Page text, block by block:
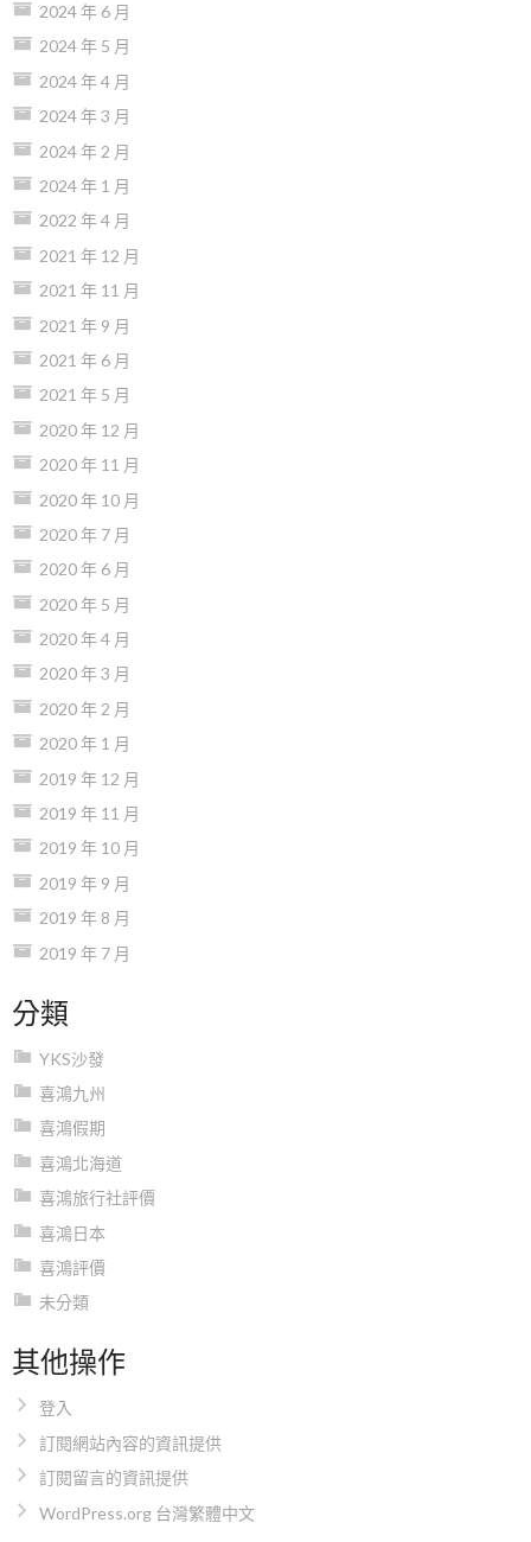
2024 年 6 月
2024 年 5 月
2024 年 4 月
2024 年 3 月
2024 年 2 月
2024 年 1 月
2022 年 4 月
2021 年 12 月
2021 年 11 月
2021 年 9 月
2021 年 6 月
2021 年 5 月
2020 年 12 月
2020 年 11 月
2020 年 10 月
2020 年 7 月
2020 年 6 月
2020 年 5 月
2020 年 4 月
2020 年 3 月
2020 年 2 月
2020 年 1 月
2019 年 12 月
2019 年 11 月
2019 年 10 月
2019 年 9 月
2019 年 8 月
2019 年 7 月
分類
YKS沙發
喜鴻九州
喜鴻假期
喜鴻北海道
喜鴻旅行社評價
喜鴻日本
喜鴻評價
未分類
其他操作
登入
訂閱網站內容的資訊提供
訂閱留言的資訊提供
WordPress.org 台灣繁體中文